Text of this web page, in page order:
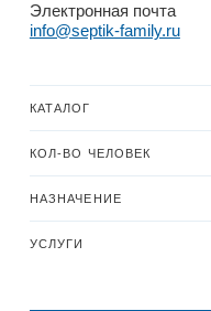
Электронная почта
info@septik-family.ru
КАТАЛОГ
КОЛ-ВО ЧЕЛОВЕК
НАЗНАЧЕНИЕ
УСЛУГИ